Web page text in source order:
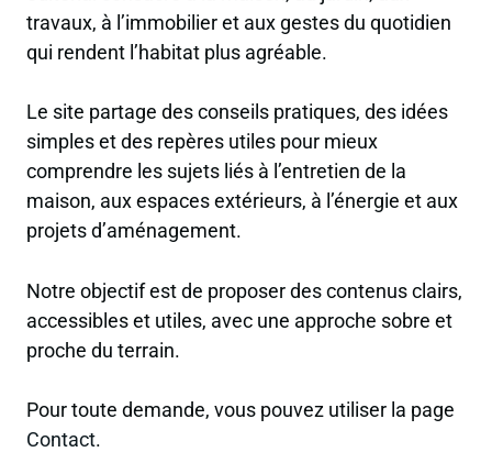
travaux, à l’immobilier et aux gestes du quotidien
qui rendent l’habitat plus agréable.
Le site partage des conseils pratiques, des idées
simples et des repères utiles pour mieux
comprendre les sujets liés à l’entretien de la
maison, aux espaces extérieurs, à l’énergie et aux
projets d’aménagement.
Notre objectif est de proposer des contenus clairs,
accessibles et utiles, avec une approche sobre et
proche du terrain.
Pour toute demande, vous pouvez utiliser la page
Contact.